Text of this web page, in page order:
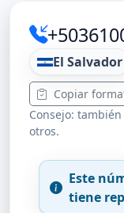
El Salvador
Copiar
Consejo:
otros.
Este
tiene